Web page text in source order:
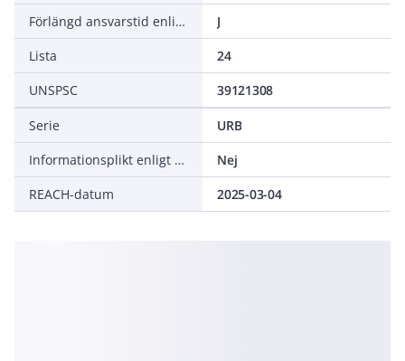
Förlängd ansvarstid enligt ALEM-09
J
Lista
24
UNSPSC
39121308
Serie
URB
Informationsplikt enligt REACH
Nej
REACH-datum
2025-03-04